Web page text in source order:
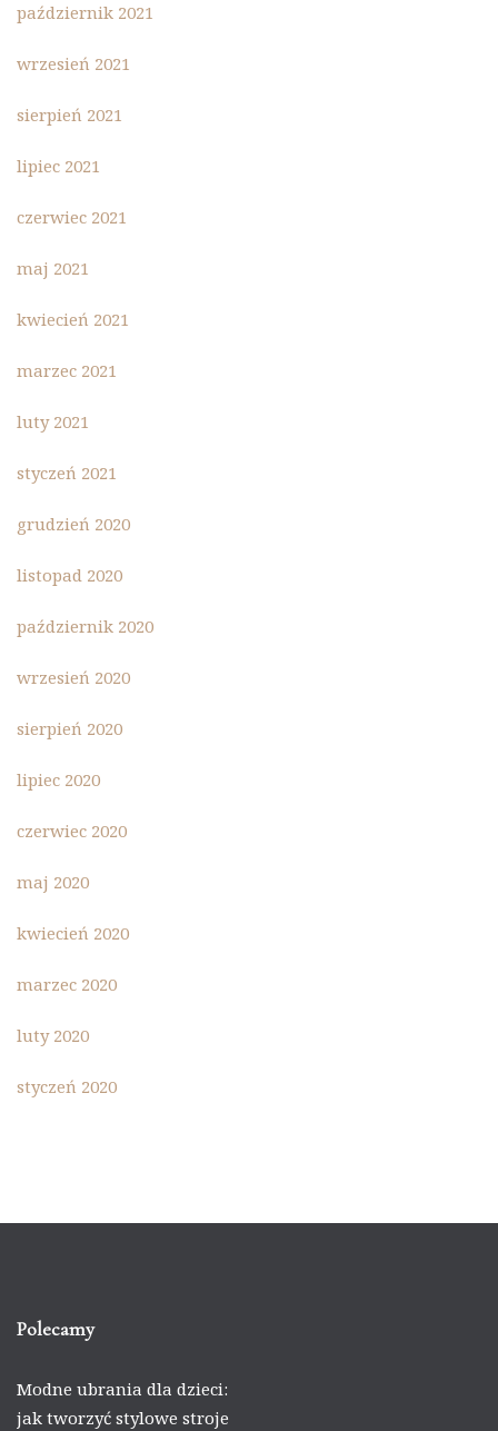
październik 2021
wrzesień 2021
sierpień 2021
lipiec 2021
czerwiec 2021
maj 2021
kwiecień 2021
marzec 2021
luty 2021
styczeń 2021
grudzień 2020
listopad 2020
październik 2020
wrzesień 2020
sierpień 2020
lipiec 2020
czerwiec 2020
maj 2020
kwiecień 2020
marzec 2020
luty 2020
styczeń 2020
Polecamy
Modne ubrania dla dzieci:
jak tworzyć stylowe stroje